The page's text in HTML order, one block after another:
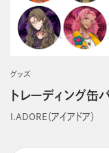
グッズ
トレーディング缶
I.ADORE（アイアドア）